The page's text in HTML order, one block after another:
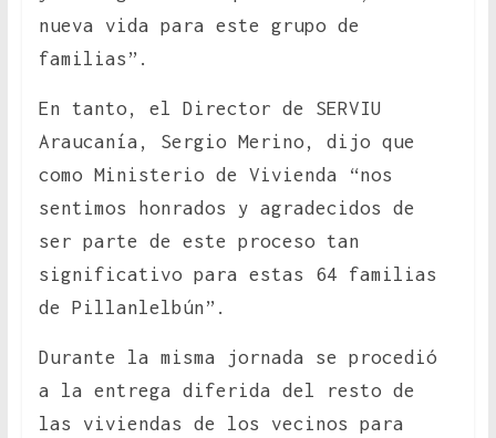
nueva vida para este grupo de
familias”.
En tanto, el Director de SERVIU
Araucanía, Sergio Merino, dijo que
como Ministerio de Vivienda “nos
sentimos honrados y agradecidos de
ser parte de este proceso tan
significativo para estas 64 familias
de Pillanlelbún”.
Durante la misma jornada se procedió
a la entrega diferida del resto de
las viviendas de los vecinos para